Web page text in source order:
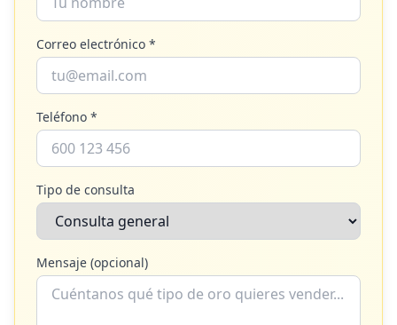
Correo electrónico *
Teléfono *
Tipo de consulta
Mensaje (opcional)